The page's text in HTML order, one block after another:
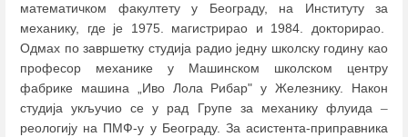
математичком факултету у Београду, на Институту за
механику, где је 1975. магистрирао и 1984. докторирао.
Одмах по завршетку студија радио једну школску годину као
професор механике у Машинском школском центру
фабрике машина „Иво Лола Рибар" у Железнику. Након
студија укључио се у рад Групе за механику флуида –
реологију на ПМФ-у у Београду. За асистента-приправника